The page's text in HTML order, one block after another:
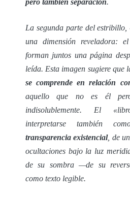
pero también separación.
La segunda parte del
una dimensión reveladora:
forman juntos una página
leída. Esta imagen sugiere que
se comprende en relación
aquello que no es él
indisolublemente. El
interpretarse también
transparencia existencial, de
ocultaciones bajo la luz
de su sombra —de su
como texto legible.